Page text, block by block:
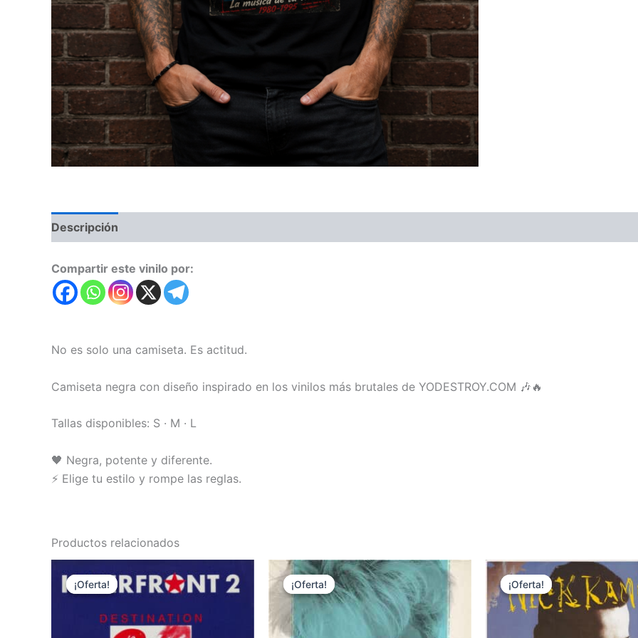
Descripción
Compartir este vinilo por:
No es solo una camiseta. Es actitud.
Camiseta negra con diseño inspirado en los vinilos más brutales de YODESTROY.COM 🎶🔥
Tallas disponibles: S · M · L
🖤 Negra, potente y diferente.
⚡ Elige tu estilo y rompe las reglas.
Productos relacionados
¡Oferta!
¡Oferta! ¡Oferta!
¡Oferta! ¡Oferta!
¡Oferta!